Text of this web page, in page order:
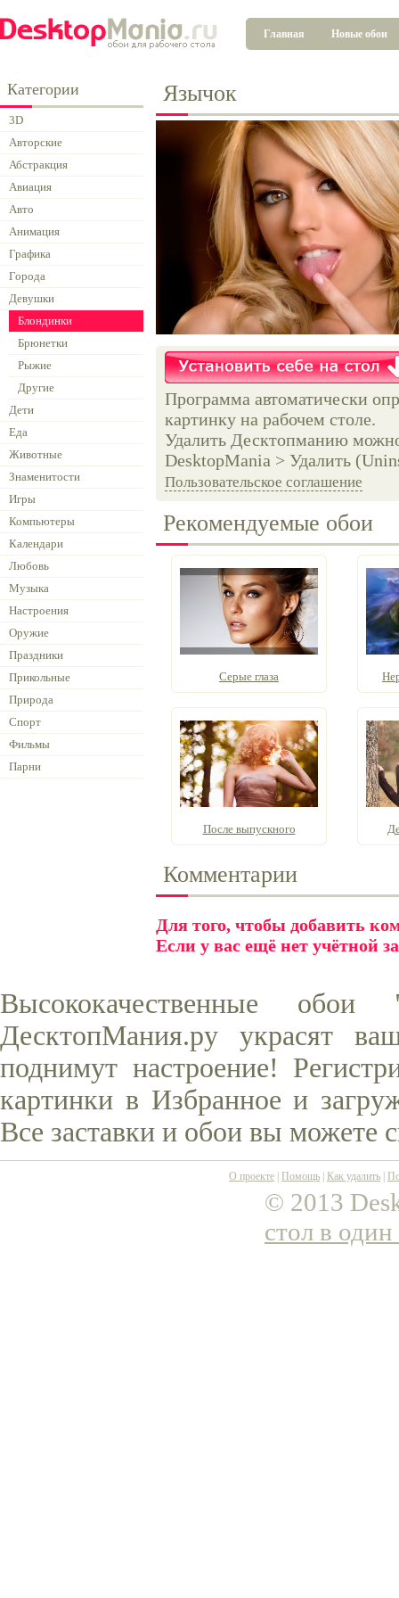
Главная Новые обои
Категории
3D
Авторские
Абстракция
Авиация
Авто
Анимация
Графика
Города
Девушки
Блондинки
Брюнетки
Рыжие
Другие
Дети
Еда
Животные
Знаменитости
Игры
Компьютеры
Календари
Любовь
Музыка
Настроения
Оружие
Праздники
Прикольные
Природа
Спорт
Фильмы
Парни
Язычок
Программа автоматически
картинку на рабочем столе.
Удалить Десктопманию
DesktopMania > Удалить
Пользовательское соглашение
Рекомендуемые обои
Серые глаза
После выпускного
Комментарии
Для того, чтобы добавить
Если у вас ещё нет учётной
Высококачественные
ДесктопМания.ру украсят
поднимут настроение!
картинки в Избранное и
Все заставки и обои вы можете
О проекте Помощь Как удалить
© 2013
стол в